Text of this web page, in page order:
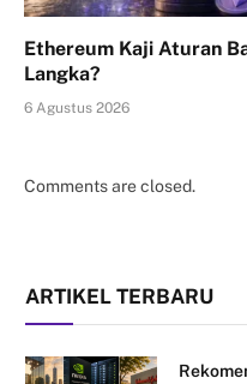
Ethereum Kaji Aturan
Langka?
6 Agustus 2026
Comments are closed.
ARTIKEL TERBARU